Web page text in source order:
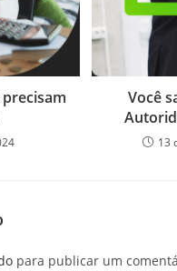
Você
13
para publicar um